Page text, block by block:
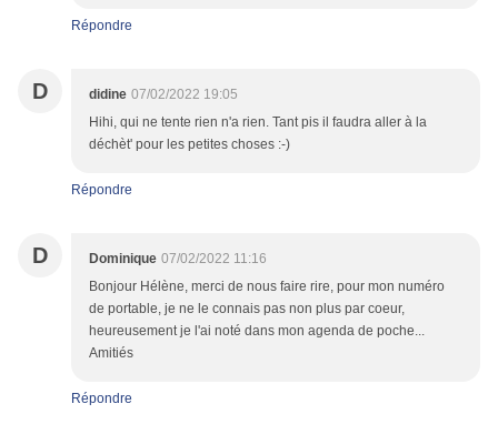
Répondre
D didine 07/02/2022 19:05
Hihi, qui ne tente rien n'a rien. Tant pis il faudra aller à la
déchèt' pour les petites choses :-)
Répondre
D Dominique 07/02/2022 11:16
Bonjour Hélène, merci de nous faire rire, pour mon numéro
de portable, je ne le connais pas non plus par coeur,
heureusement je l'ai noté dans mon agenda de poche...
Amitiés
Répondre